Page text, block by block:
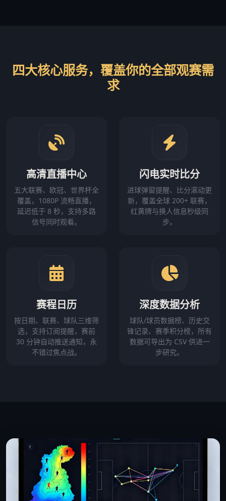
四大核心服务，覆盖你的全部观赛需
求
高清直播中心
五大联赛、欧冠、世界杯全
覆盖，1080P 流畅直播，
延迟低于 8 秒，支持多路
信号同时观看。
闪电实时比分
进球弹窗提醒、比分滚动更
新，覆盖全球 200+ 联赛，
红黄牌与换人信息秒级同
步。
赛程日历
按日期、联赛、球队三维筛
选，支持订阅提醒，赛前
30 分钟自动推送通知，永
不错过焦点战。
深度数据分析
球队/球员数据榜、历史交
锋记录、赛季积分榜，所有
数据可导出为 CSV 供进一
步研究。